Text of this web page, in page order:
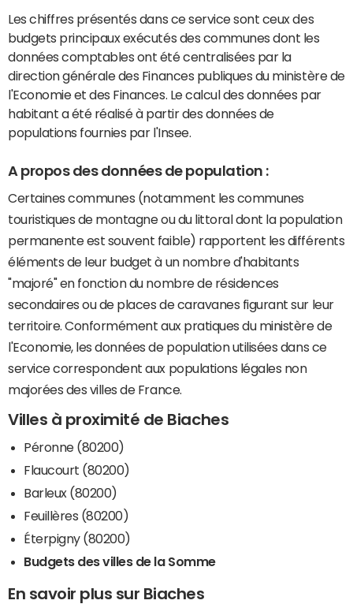
Les chiffres présentés dans ce service sont ceux des
budgets principaux exécutés des communes dont les
données comptables ont été centralisées par la
direction générale des Finances publiques du ministère de
l'Economie et des Finances. Le calcul des données par
habitant a été réalisé à partir des données de
populations fournies par l'Insee.
A propos des données de population :
Certaines communes (notamment les communes
touristiques de montagne ou du littoral dont la population
permanente est souvent faible) rapportent les différents
éléments de leur budget à un nombre d'habitants
"majoré" en fonction du nombre de résidences
secondaires ou de places de caravanes figurant sur leur
territoire. Conformément aux pratiques du ministère de
l'Economie, les données de population utilisées dans ce
service correspondent aux populations légales non
majorées des villes de France.
Villes à proximité de Biaches
Péronne (80200)
Flaucourt (80200)
Barleux (80200)
Feuillères (80200)
Éterpigny (80200)
Budgets des villes de la Somme
En savoir plus sur Biaches